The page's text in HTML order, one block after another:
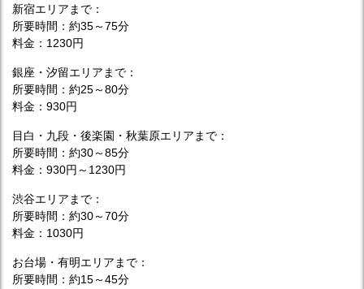
新宿エリアまで：
所要時間：約35～75分
料金：1230円
銀座・汐留エリアまで：
所要時間：約25～80分
料金：930円
目白・九段・後楽園・秋葉原エリアまで：
所要時間：約30～85分
料金：930円～1230円
渋谷エリアまで：
所要時間：約30～70分
料金：1030円
お台場・有明エリアまで：
所要時間：約15～45分